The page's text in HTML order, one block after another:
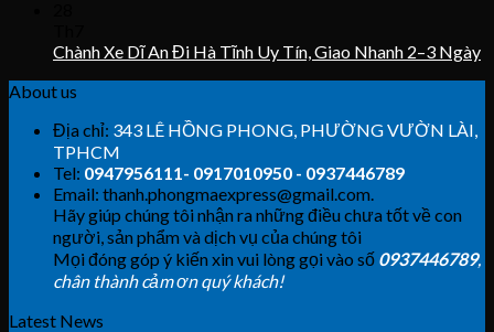
Chành Xe Dĩ An Đi Hà Tĩnh Uy Tín, Giao Nhanh 2–3 Ngày
About us
Địa chỉ: 343 LÊ HỒNG PHONG, PHƯỜNG VƯỜN LÀI,
TPHCM
Tel: 0947956111- 0917010950 - 0937446789
Email: thanh.phongmaexpress@gmail.com.
Hãy giúp chúng tôi nhận ra những điều chưa tốt về con
người, sản phẩm và dịch vụ của chúng tôi
Mọi đóng góp ý kiến xin vui lòng gọi vào số 0937446789,
chân thành cảm ơn quý khách!
Latest News